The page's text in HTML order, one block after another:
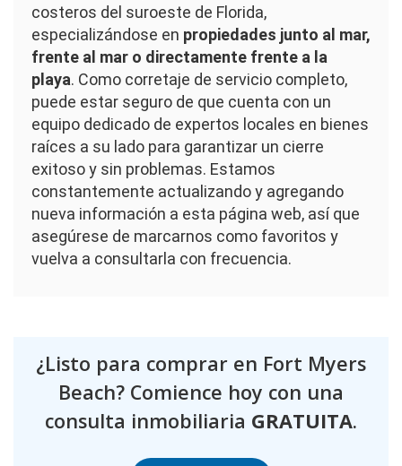
costeros del suroeste de Florida,
especializándose en propiedades junto al mar,
frente al mar o directamente frente a la
playa. Como corretaje de servicio completo,
puede estar seguro de que cuenta con un
equipo dedicado de expertos locales en bienes
raíces a su lado para garantizar un cierre
exitoso y sin problemas. Estamos
constantemente actualizando y agregando
nueva información a esta página web, así que
asegúrese de marcarnos como favoritos y
vuelva a consultarla con frecuencia.
¿Listo para comprar en Fort Myers
Beach? Comience hoy con una
consulta inmobiliaria GRATUITA.